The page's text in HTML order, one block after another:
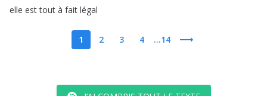
elle est tout à fait légal
1 2 3 4 ...14